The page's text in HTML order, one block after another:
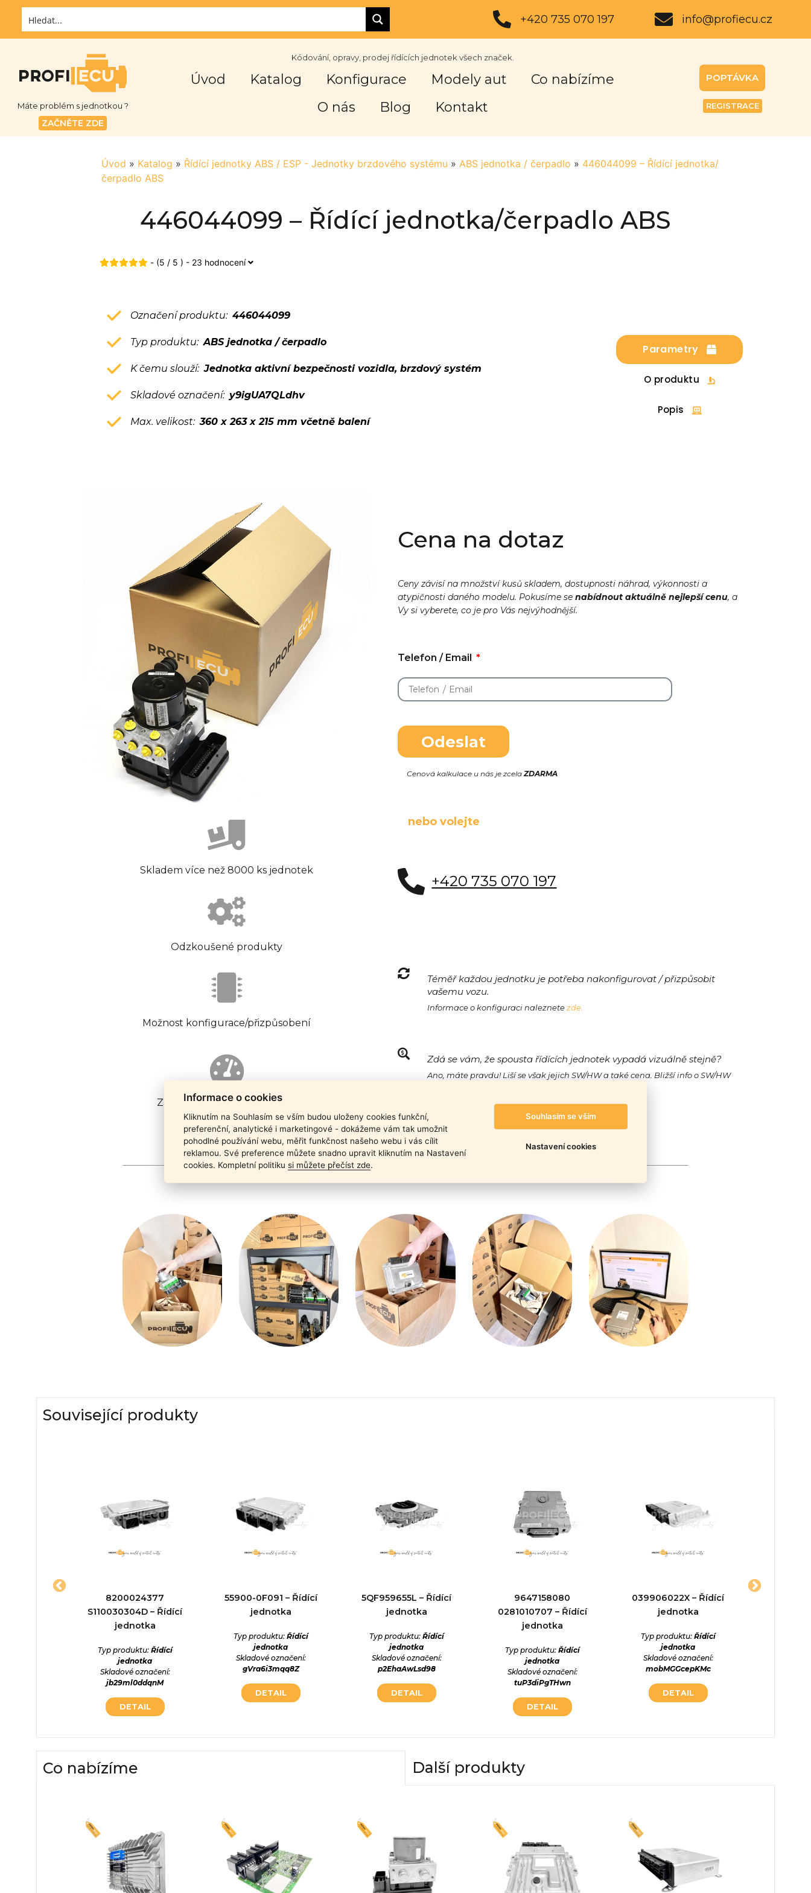
+420 735 070 197 info@profiecu.cz
Máte problém s jednotkou ?
ZAČNĚTE ZDE
Kódování, opravy, prodej řídících jednotek všech značek.
Úvod Katalog Konfigurace Modely aut
Co nabízíme
O nás
Blog Kontakt
POPTÁVKA
REGISTRACE
Úvod » Katalog » Řídící jednotky ABS / ESP - Jednotky brzdového systému » ABS jednotka / čerpadlo » 446044099 – Řídící jednotka/
čerpadlo ABS
446044099 – Řídící jednotka/čerpadlo ABS
- (5 / 5 ) - 23 hodnocení
Parametry
O produktu
Popis
Označení produktu: 446044099
Typ produktu:ABS jednotka / čerpadlo
K čemu slouží:Jednotka aktivní bezpečnosti vozidla, brzdový systém
Skladové označení: y9igUA7QLdhv
Max. velikost:360 x 263 x 215 mm včetně balení
Skladem více než 8000 ks jednotek
Odzkoušené produkty
Možnost konfigurace/přizpůsobení
Záruka funkčnosti produktu
Cena na dotaz
Ceny závisí na množství kusů skladem, dostupnosti náhrad, výkonnosti a
atypičnosti daného modelu. Pokusíme senabídnout aktuálně nejlepší cenu, a
Vy si vyberete, co je pro Vás nejvýhodnější.
Telefon / Email
Odeslat
Cenová kalkulace u nás je zcelaZDARMA
nebo volejte
+420 735 070 197
Téměř každou jednotku je potřeba nakonfigurovat / přizpůsobit
vašemu vozu.
Informace o konfiguraci naleznetezde.
Zdá se vám, že spousta řídících jednotek vypadá vizuálně stejně?
Ano, máte pravdu! Liší se však jejich SW/HW a také cena. Bližší info o SW/HW
Související produkty
8200024377
S110030304D – Řídící
jednotka
Typ produktu: Řídící
jednotka
Skladové označení:
jb29ml0ddqnM
DETAIL
55900-0F091 – Řídící
jednotka
Typ produktu: Řídící
jednotka
Skladové označení:
gVra6i3mqq8Z
DETAIL
5QF959655L – Řídící
jednotka
Typ produktu: Řídící
jednotka
Skladové označení:
p2EhaAwLsd98
DETAIL
9647158080
0281010707 – Řídící
jednotka
Typ produktu: Řídící
jednotka
Skladové označení:
tuP3diPgTHwn
DETAIL
039906022X – Řídící
jednotka
Typ produktu: Řídící
jednotka
Skladové označení:
mobMGGcepKMc
DETAIL
Co nabízíme Další produkty
Informace o cookies
Kliknutím na Souhlasím se vším budou uloženy cookies funkční,
preferenční, analytické i marketingové - dokážeme vám tak umožnit
pohodlné používání webu, měřit funkčnost našeho webu i vás cílit
reklamou. Své preference můžete snadno upravit kliknutím na Nastavení
cookies. Kompletní politiku si můžete přečíst zde.
Souhlasím se vším
Nastavení cookies